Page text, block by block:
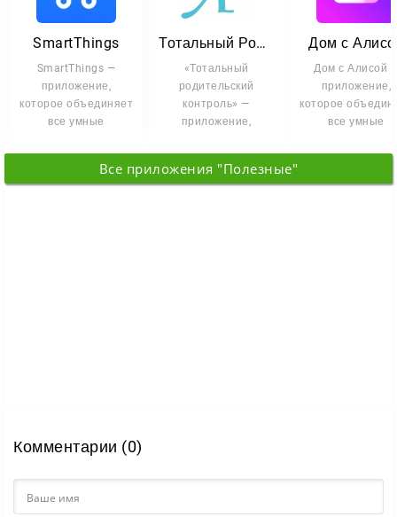
SmartThings
SmartThings —
приложение,
которое объединяет
все умные
одну систему и
управляет
Тотальный Родительский Контроль
«Тотальный
родительский
контроль» —
приложение,
держать под рукой
все цифровые
Дом с
Дом с Алисой
приложение,
которое
все умные
месте. Лампы,
Все приложения "Полезные"
Комментарии (0)